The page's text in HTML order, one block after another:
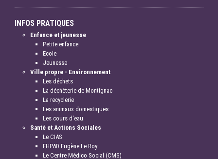
INFOS PRATIQUES
Enfance et jeunesse
Petite enfance
Ecole
Jeunesse
Ville propre - Environnement
Les déchets
La déchèterie de Montignac
La recyclerie
Les animaux domestiques
Les cours d'eau
Santé et Actions Sociales
Le CIAS
EHPAD Eugène Le Roy
Le Centre Médico Social (CMS)